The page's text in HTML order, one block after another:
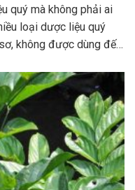
quý mà không phải ai
loại dược liệu quý
không được dùng đến,